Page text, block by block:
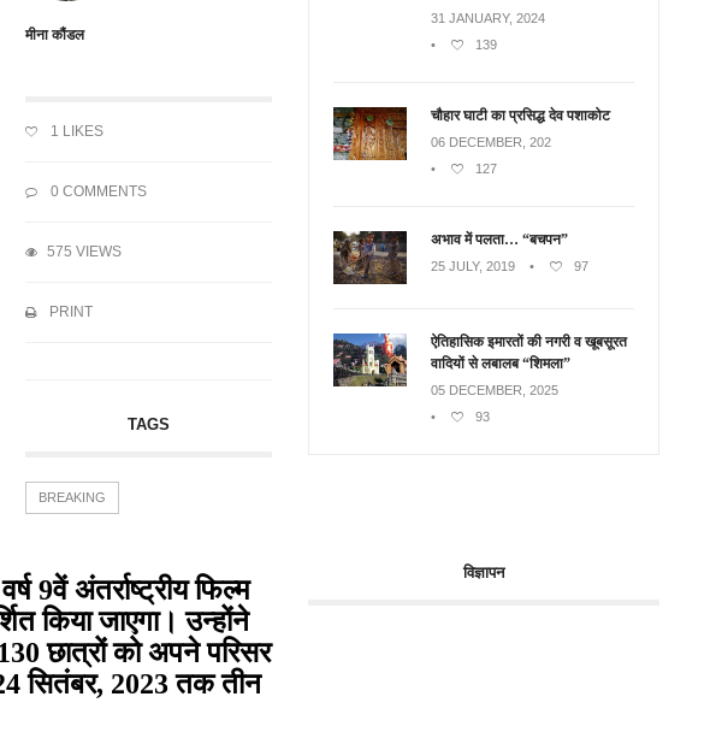
मीना कौंडल
1 LIKES
0 COMMENTS
575 VIEWS
PRINT
TAGS
BREAKING
9वें अंतर्राष्ट्रीय फिल्म
किया जाएगा। उन्होंने
छात्रों को अपने परिसर
सितंबर, 2023 तक तीन
31 JANUARY, 2024
•
139
चौहार घाटी का प्रसिद्ध देव पशाकोट
06 DECEMBER, 202
•
127
अभाव में पलता… “बचपन”
25 JULY, 2019 • 97
ऐतिहासिक इमारतों की नगरी व खूबसूरत
वादियों से लबालब “शिमला”
05 DECEMBER, 2025
•
93
विज्ञापन